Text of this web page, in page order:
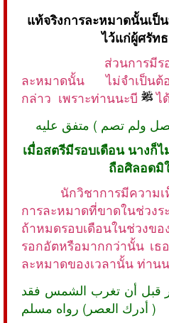
แท้จริงการละหมาดนั้นเ
ไว้แก่ผู้ศรัทธ
ส่วนการมีร
ละหมาดนั้น ไม่จำเป็นต้
กล่าว เพราะท่านนะบี
ไ
เมื่อสตรีมีรอบเดือน นาง
ถือศิลอดมิ
นักวิชาการมีความ
การละหมาดที่ขาดในช่วงร
ถ้าหมดรอบเดือนในช่วงข
รอกอัตหรือมากกว่านั้น เ
ละหมาดของเวลานั้น ท่าน
قبل أن تغرب الشمس فقد
أدرك العصر) رواه مسلم )